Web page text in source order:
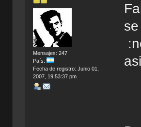
Mensajes: 247
País:
Fecha de registro: Junio 01,
2007, 19:53:37 pm